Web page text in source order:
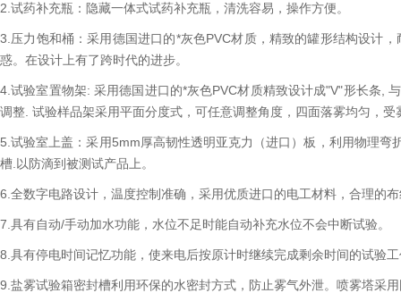
2.试药补充瓶：隐藏一体式试药补充瓶，清洗容易，操作方便。
3.压力饱和桶：采用德国进口的*灰色PVC材质，精致的罐形结构设计
惑。在设计上有了跨时代的进步。
4.试验室置物架: 采用德国进口的*灰色PVC材质精致设计成"V"形长条,
调整. 试验样品架采用平面分度式，可任意调整角度，四面落雾均匀，
5.试验室上盖：采用5mm厚高韧性透明亚克力（进口）板，利用物理
槽.以防滴到被测试产品上。
6.全数字电路设计，温度控制准确，采用优质进口的电工材料，合理的
7.具有自动/手动加水功能，水位不足时能自动补充水位不会中断试验。
8.具有停电时间记忆功能，使来电后按原计时继续完成剩余时间的试验
9.盐雾试验箱密封槽利用环保的水密封方式，防止雾气外泄。喷雾塔采